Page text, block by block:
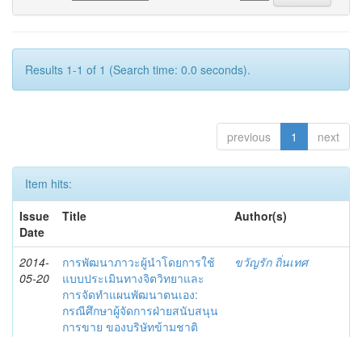
Results 1-1 of 1 (Search time: 0.0 seconds).
previous 1 next
Item hits:
Issue
Date
Title Author(s)
2014-
05-20
การพัฒนาภาวะผู้นำโดยการใช้
แบบประเมินทางจิตวิทยาและ
การจัดทำแผนพัฒนาตนเอง:
กรณีศึกษาผู้จัดการฝ่ายสนับสนุน
การขาย ของบริษัทข้ามชาติ
ขวัญรัก ถิ่นเทศ